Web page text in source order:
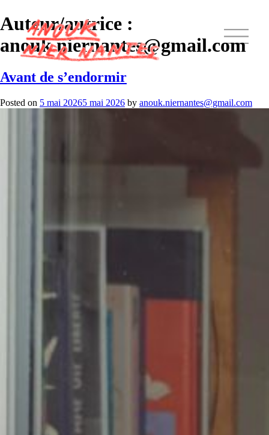
Auteur/autrice :
anouk.niernantes@gmail.com
Avant de s’endormir
Posted on 5 mai 20265 mai 2026 by anouk.niernantes@gmail.com